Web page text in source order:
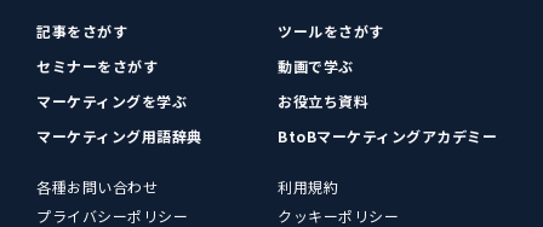
記事をさがす
ツールをさがす
セミナーをさがす
動画で学ぶ
マーケティングを学ぶ
お役立ち資料
マーケティング用語辞典
BtoBマーケティングアカデミー
各種お問い合わせ
利用規約
プライバシーポリシー
クッキーポリシー